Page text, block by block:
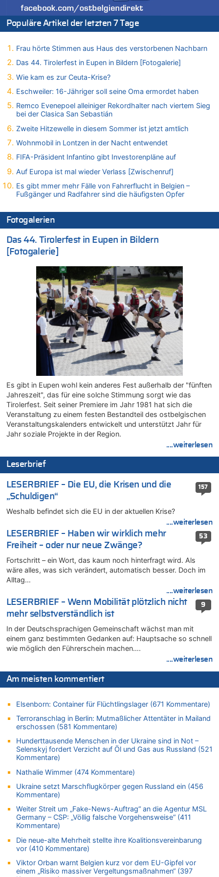
Fußgänger und Radfahrer sind die häufigsten Opfer
05.08.2026 - 19:34 von Mungo zu
Warum die Waldbrände in Frankreich und Spanien Rekorde
05.08.2026 - 19:21 von Hugo Egon Bernhard von Sinnen zu
Mehrere Menschen in Londons City niedergestochen
05.08.2026 - 19:17 von Pierre zu
Zweite Hitzewelle in diesem Sommer ist jetzt amtlich
Wasserstand des Rheins in NRW so niedrig wie noch nie
05.08.2026 - 19:11 von Carine zu
Wie kam es zur Ceuta-Krise?
05.08.2026 - 19:09 von Carine zu
05.08.2026 - 18:55 von Der Patriot zu
05.08.2026 - 18:35 von Der Patriot zu
Wasserstand des Rheins in NRW so niedrig wie noch nie
05.08.2026 - 18:31 von Der Patriot zu
Mehrere Menschen in Londons City niedergestochen
Wasserstand des Rheins in NRW so niedrig wie noch nie
05.08.2026 - 17:32 von Peter G zu
Mehrere Menschen in Londons City niedergestochen
05.08.2026 - 17:19 von Chips zu
Wasserstand des Rheins in NRW so niedrig wie noch nie
05.08.2026 - 17:18 von Chips zu
Wasserstand des Rheins in NRW so niedrig wie noch nie
05.08.2026 - 17:05 von Dax zu
Wie kam es zur Ceuta-Krise?
05.08.2026 - 17:00 von Chips zu
Wasserstand des Rheins in NRW so niedrig wie noch nie
05.08.2026 - 17:00 von Dax zu
Wie kam es zur Ceuta-Krise?
05.08.2026 - 16:51 von Chips zu
Es gibt mmer mehr Fälle von Fahrerflucht in Belgien –
Fußgänger und Radfahrer sind die häufigsten Opfer
05.08.2026 - 16:47 von Hugo Egon Bernhard von Sinnen zu
05.08.2026 - 16:44 von JoKrings zu
Zweite Hitzewelle in diesem Sommer ist jetzt amtlich
05.08.2026 - 16:14 von Patrick zu
Viktor Orban warnt Belgien kurz vor dem EU-Gipfel vor einem
05.08.2026 - 16:08 von Politiker zu
Warum die Waldbrände in Frankreich und Spanien Rekorde
brechen [Fragen & Antworten]
05.08.2026 - 15:59 von JoKrings zu
Wie kam es zur Ceuta-Krise?
05.08.2026 - 14:38 von Beatrice Schins zu
Auf Europa ist mal wieder Verlass [Zwischenruf]
Wasserstand des Rheins in NRW so niedrig wie noch nie
05.08.2026 - 13:25 von Zuhörer zu
Wasserstand des Rheins in NRW so niedrig wie noch nie
Zweite Hitzewelle in diesem Sommer ist jetzt amtlich
05.08.2026 - 13:18 von Zuhörer zu
Zweite Hitzewelle in diesem Sommer ist jetzt amtlich
05.08.2026 - 13:10 von Go Pferdchen, lauf Gallop zu
Aachen ab 11. August wieder Mekka des Pferdesports –
Belgien setzt bei Reit-WM auf starke Springreiter
05.08.2026 - 12:31 von Der Patriot zu
Es gibt mmer mehr Fälle von Fahrerflucht in Belgien –
Wie kam es zur Ceuta-Krise?
Paris 2024: Genau 40 Jahre nach Edgar Cüpper ist wieder ein
Springreiter Fahnenträger der belgischen Olympia-Mannschaft
05.08.2026 - 11:45 von JoKrings zu
Zweite Hitzewelle in diesem Sommer ist jetzt amtlich
05.08.2026 - 11:45 von N. A. Klar zu
Es gibt mmer mehr Fälle von Fahrerflucht in Belgien –
Populäre Artikel der letzten 7 Tage
Frau hörte Stimmen aus Haus des verstorbenen Nachbarn
Das 44. Tirolerfest in Eupen in Bildern [Fotogalerie]
Wie kam es zur Ceuta-Krise?
Eschweiler: 16-Jähriger soll seine Oma ermordet haben
Remco Evenepoel alleiniger Rekordhalter nach viertem Sieg
bei der Clasica San Sebastián
Zweite Hitzewelle in diesem Sommer ist jetzt amtlich
Wohnmobil in Lontzen in der Nacht entwendet
FIFA-Präsident Infantino gibt Investorenpläne auf
Auf Europa ist mal wieder Verlass [Zwischenruf]
Es gibt mmer mehr Fälle von Fahrerflucht in Belgien –
Fußgänger und Radfahrer sind die häufigsten Opfer
Fotogalerien
Das 44. Tirolerfest in Eupen in Bildern
[Fotogalerie]
Es gibt in Eupen wohl kein anderes Fest außerhalb der "fünften
Jahreszeit", das für eine solche Stimmung sorgt wie das
Tirolerfest. Seit seiner Premiere im Jahr 1981 hat sich die
Veranstaltung zu einem festen Bestandteil des ostbelgischen
Veranstaltungskalenders entwickelt und unterstützt Jahr für
Jahr soziale Projekte in der Region.
....weiterlesen
Leserbrief
157
LESERBRIEF – Die EU, die Krisen und die
„Schuldigen“
Weshalb befindet sich die EU in der aktuellen Krise?
....weiterlesen
53
LESERBRIEF – Haben wir wirklich mehr
Freiheit – oder nur neue Zwänge?
Fortschritt – ein Wort, das kaum noch hinterfragt wird. Als
wäre alles, was sich verändert, automatisch besser. Doch im
Alltag…
....weiterlesen
9
LESERBRIEF – Wenn Mobilität plötzlich nicht
mehr selbstverständlich ist
In der Deutschsprachigen Gemeinschaft wächst man mit
einem ganz bestimmten Gedanken auf: Hauptsache so schnell
wie möglich den Führerschein machen….
....weiterlesen
Am meisten kommentiert
Elsenborn: Container für Flüchtlingslager (671 Kommentare)
Terroranschlag in Berlin: Mutmaßlicher Attentäter in Mailand
erschossen (581 Kommentare)
Hunderttausende Menschen in der Ukraine sind in Not –
Selenskyj fordert Verzicht auf Öl und Gas aus Russland (521
Kommentare)
Nathalie Wimmer (474 Kommentare)
Ukraine setzt Marschflugkörper gegen Russland ein (456
Kommentare)
Weiter Streit um „Fake-News-Auftrag“ an die Agentur MSL
Germany – CSP: „Völlig falsche Vorgehensweise“ (411
Kommentare)
Die neue-alte Mehrheit stellte ihre Koalitionsvereinbarung
vor (410 Kommentare)
Viktor Orban warnt Belgien kurz vor dem EU-Gipfel vor
einem „Risiko massiver Vergeltungsmaßnahmen“ (397